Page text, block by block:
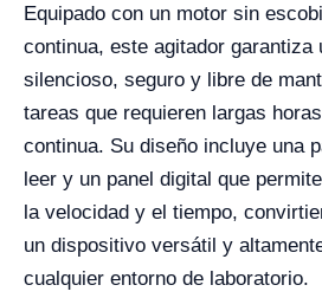
Equipado con un motor sin
continua, este agitador garantiza
silencioso, seguro y libre de
tareas que requieren largas
continua. Su diseño incluye una
leer y un panel digital que
la velocidad y el tiempo,
un dispositivo versátil y
cualquier entorno de laboratorio.